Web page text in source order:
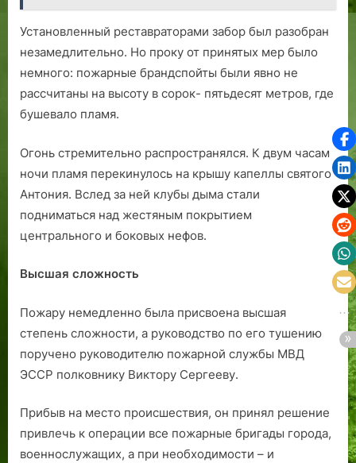
Установленный реставраторами забор был разобран
незамедлительно. Но проку от принятых мер было
немного: пожарные брандспойты были явно не
рассчитаны на высоту в сорок- пятьдесят метров, где
бушевало пламя.
Огонь стремительно распространялся. К двум часам
ночи пламя перекинулось на крышу капеллы святого
Антония. Вслед за ней клубы дыма стали
подниматься над жестяным покрытием
центрального и боковых нефов.
Высшая сложность
Пожару немедленно была присвоена высшая
степень сложности, а руководство по его тушению
поручено руководителю пожарной службы МВД
ЭССР полковнику Виктору Сергееву.
Прибыв на место происшествия, он принял решение
привлечь к операции все пожарные бригады города,
военнослужащих, а при необходимости – и